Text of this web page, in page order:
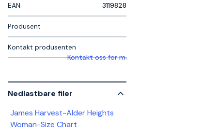
EAN 3119828
Produsent
Kontakt produsenten
Kontakt oss for mer informasjon
Nedlastbare filer
James Harvest-Alder Heights
Woman-Size Chart